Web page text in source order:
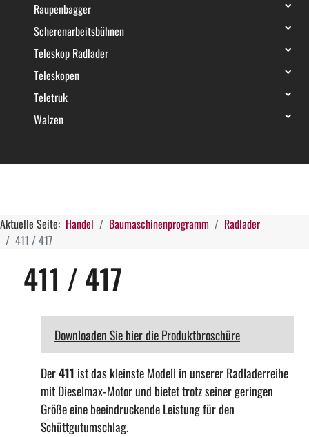
Raupenbagger
Scherenarbeitsbühnen
Teleskop Radlader
Teleskopen
Teletruk
Walzen
Aktuelle Seite: Handel Baumaschinenprogramm
Radlader
411 / 417
411 / 417
Downloaden Sie hier die Produktbroschüre
Der411 ist das kleinste Modell in unserer Radladerreihe
mit Dieselmax-Motor und bietet trotz seiner geringen
Größe eine beeindruckende Leistung für den
Schüttgutumschlag.